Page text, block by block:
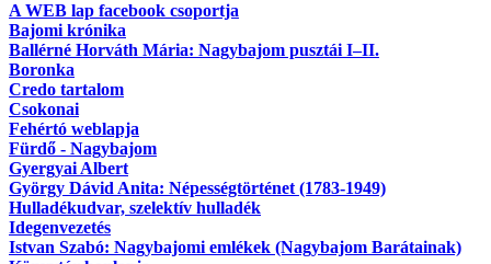
A WEB lap facebook csoportja
Bajomi krónika
Ballérné Horváth Mária: Nagybajom pusztái I–II.
Boronka
Credo tartalom
Csokonai
Fehértó weblapja
Fürdő - Nagybajom
Gyergyai Albert
György Dávid Anita: Népességtörténet (1783-1949)
Hulladékudvar, szelektív hulladék
Idegenvezetés
Istvan Szabó: Nagybajomi emlékek (Nagybajom Barátainak)